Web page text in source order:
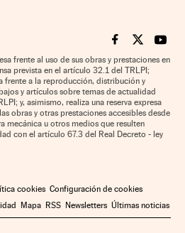
Cinco Días en
Cinco Días
Cinco
frente al uso de sus obras y prestaciones en
prevista en el artículo 32.1 del TRLPI;
frente a la reproducción, distribución y
y artículos sobre temas de actualidad
y, asimismo, realiza una reserva expresa
obras y otras prestaciones accesibles desde
mecánica u otros medios que resulten
con el artículo 67.3 del Real Decreto - ley
cookies Configuración de cookies
Mapa RSS Newsletters Últimas noticias